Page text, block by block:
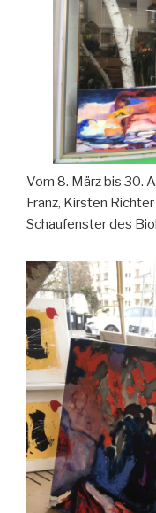
Vom 8. März bis 30.
Franz, Kirsten
Schaufenster des